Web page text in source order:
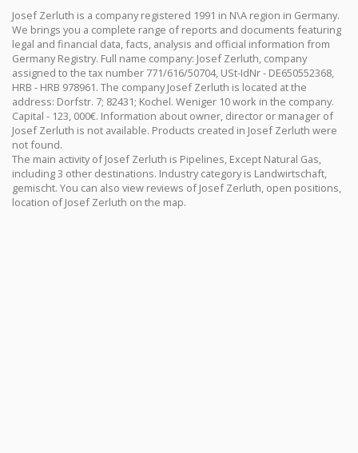
Josef Zerluth is a company registered 1991 in N\A region in Germany.
We brings you a complete range of reports and documents featuring
legal and financial data, facts, analysis and official information from
Germany Registry. Full name company: Josef Zerluth, company
assigned to the tax number 771/616/50704, USt-IdNr - DE650552368,
HRB - HRB 978961. The company Josef Zerluth is located at the
address: Dorfstr. 7; 82431; Kochel. Weniger 10 work in the company.
Capital - 123, 000€. Information about owner, director or manager of
Josef Zerluth is not available. Products created in Josef Zerluth were
not found.
The main activity of Josef Zerluth is Pipelines, Except Natural Gas,
including 3 other destinations. Industry category is Landwirtschaft,
gemischt. You can also view reviews of Josef Zerluth, open positions,
location of Josef Zerluth on the map.